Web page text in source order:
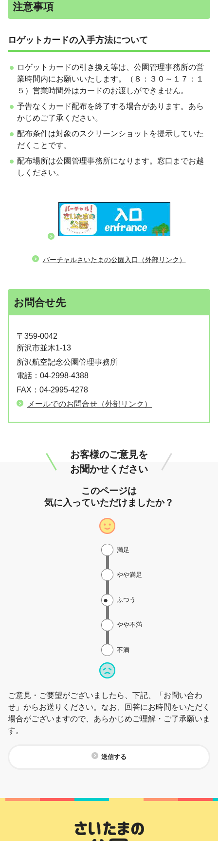
注意事項
ロゲットカードの入手方法について
ロゲットカードの引き換え等は、公園管理事務所の営
業時間内にお願いいたします。（８：３０～１７：１
５）営業時間外はカードのお渡しができません。
予告なくカード配布を終了する場合があります。あら
かじめご了承ください。
配布条件は対象のスクリーンショットを提示していた
だくことです。
配布場所は公園管理事務所になります。窓口までお越
しください。
バーチャルさいたまの公園入口（外部リンク）
お問合せ先
〒359-0042
所沢市並木1-13
所沢航空記念公園管理事務所
電話： 04-2998-4388
FAX： 04-2995-4278
メールでのお問合せ（外部リンク）
お客様のご意見を
お聞かせください
このページは
気に入っていただけましたか？
不満
やや不満
ふつう
やや満足
満足
ご意見・ご要望がございましたら、下記、「お問い合わ
せ」からお送りください。なお、回答にお時間をいただく
場合がございますので、あらかじめご理解・ご了承願いま
す。
送信する